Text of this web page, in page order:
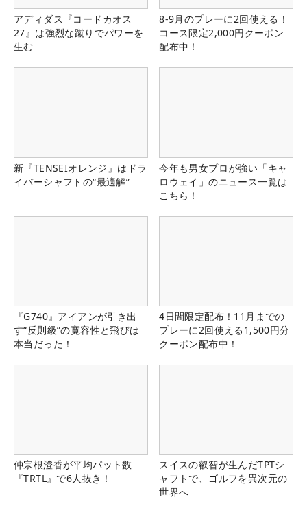
アディダス『コードカオス
27』は強烈な蹴りでパワーを
生む
8-9月のプレーに2回使える！
コース限定2,000円クーポン
配布中！
新『TENSEIオレンジ』はドラ
イバーシャフトの“最適解”
今年も男女プロが強い「キャ
ロウェイ」のニュース一覧は
こちら！
『G740』アイアンが引き出
す“反則級”の寛容性と飛びは
本当だった！
4日間限定配布！11月までの
プレーに2回使える1,500円分
クーポン配布中！
仲宗根澄香が平均パット数
『TRTL』で6人抜き！
スイスの叡智が生んだTPTシ
ャフトで、ゴルフを異次元の
世界へ